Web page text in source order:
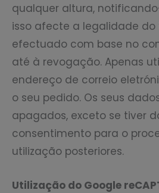
qualquer altura,
isso afecte a legalidade
efectuado com base no
até à revogação. Apenas
endereço de correio
o seu pedido. Os seus
apagados, exceto se tiver
consentimento para o
utilização posteriores.
Utilização do Google